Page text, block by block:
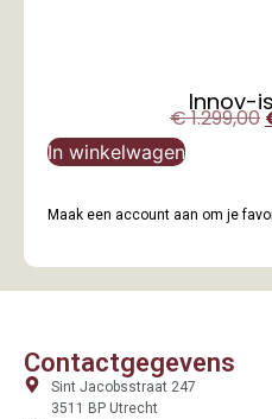
Innov-
€1.299,00
In winkelwagen
Maak een account aan om je
Contactgegevens
Sint Jacobsstraat 247
3511 BP Utrecht